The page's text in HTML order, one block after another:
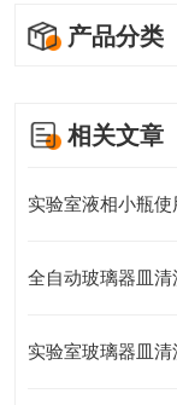
产品分类
相关文章
实验室液相小瓶使
全自动玻璃器皿
实验室玻璃器皿